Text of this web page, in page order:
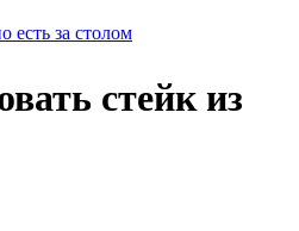
есть за столом
стейк из